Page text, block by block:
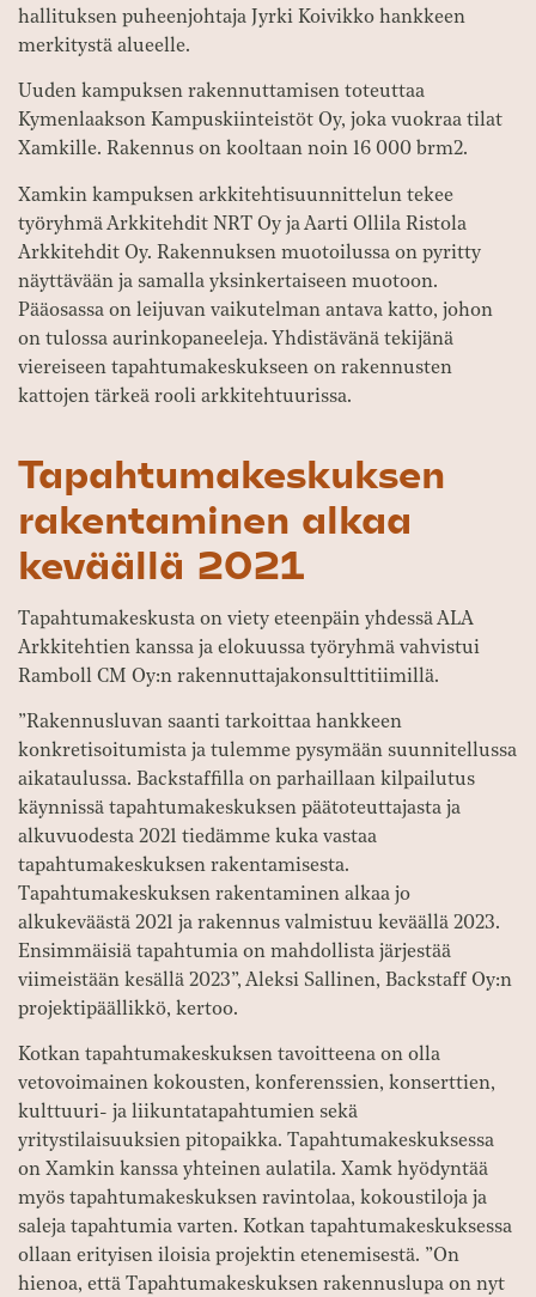
hallituksen puheenjohtaja Jyrki Koivikko hankkeen
merkitystä alueelle.
Uuden kampuksen rakennuttamisen toteuttaa
Kymenlaakson Kampuskiinteistöt Oy, joka vuokraa tilat
Xamkille. Rakennus on kooltaan noin 16 000 brm2.
Xamkin kampuksen arkkitehtisuunnittelun tekee
työryhmä Arkkitehdit NRT Oy ja Aarti Ollila Ristola
Arkkitehdit Oy. Rakennuksen muotoilussa on pyritty
näyttävään ja samalla yksinkertaiseen muotoon.
Pääosassa on leijuvan vaikutelman antava katto, johon
on tulossa aurinkopaneeleja. Yhdistävänä tekijänä
viereiseen tapahtumakeskukseen on rakennusten
kattojen tärkeä rooli arkkitehtuurissa.
Tapahtumakeskuksen
rakentaminen alkaa
keväällä 2021
Tapahtumakeskusta on viety eteenpäin yhdessä ALA
Arkkitehtien kanssa ja elokuussa työryhmä vahvistui
Ramboll CM Oy:n rakennuttajakonsulttitiimillä.
”Rakennusluvan saanti tarkoittaa hankkeen
konkretisoitumista ja tulemme pysymään suunnitellussa
aikataulussa. Backstaffilla on parhaillaan kilpailutus
käynnissä tapahtumakeskuksen päätoteuttajasta ja
alkuvuodesta 2021 tiedämme kuka vastaa
tapahtumakeskuksen rakentamisesta.
Tapahtumakeskuksen rakentaminen alkaa jo
alkukeväästä 2021 ja rakennus valmistuu keväällä 2023.
Ensimmäisiä tapahtumia on mahdollista järjestää
viimeistään kesällä 2023”, Aleksi Sallinen, Backstaff Oy:n
projektipäällikkö, kertoo.
Kotkan tapahtumakeskuksen tavoitteena on olla
vetovoimainen kokousten, konferenssien, konserttien,
kulttuuri- ja liikuntatapahtumien sekä
yritystilaisuuksien pitopaikka. Tapahtumakeskuksessa
on Xamkin kanssa yhteinen aulatila. Xamk hyödyntää
myös tapahtumakeskuksen ravintolaa, kokoustiloja ja
saleja tapahtumia varten. Kotkan tapahtumakeskuksessa
ollaan erityisen iloisia projektin etenemisestä. ”On
hienoa, että Tapahtumakeskuksen rakennuslupa on nyt